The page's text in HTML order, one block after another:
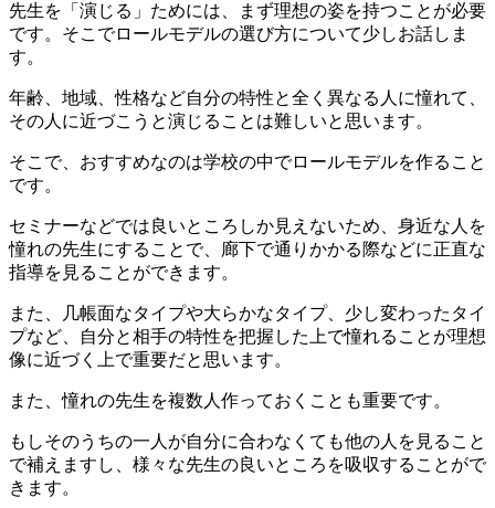
先生を「演じる」ためには、まず理想の姿を持つことが必要
です。そこでロールモデルの選び方について少しお話しま
す。
年齢、地域、性格など自分の特性と全く異なる人に憧れて、
その人に近づこうと演じることは難しいと思います。
そこで、おすすめなのは学校の中でロールモデルを作ること
です。
セミナーなどでは良いところしか見えないため、身近な人を
憧れの先生にすることで、廊下で通りかかる際などに正直な
指導を見ることができます。
また、几帳面なタイプや大らかなタイプ、少し変わったタイ
プなど、自分と相手の特性を把握した上で憧れることが理想
像に近づく上で重要だと思います。
また、憧れの先生を複数人作っておくことも重要です。
もしそのうちの一人が自分に合わなくても他の人を見ること
で補えますし、様々な先生の良いところを吸収することがで
きます。